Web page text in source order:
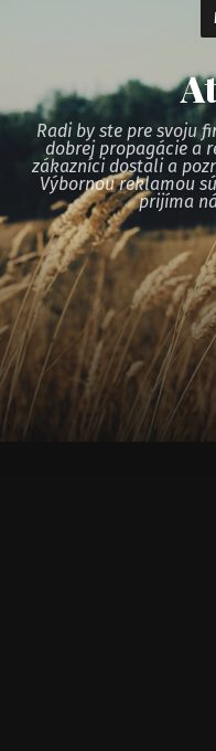
Radi by ste pre svoju
dobrej propagácie a
zákazníci dostali a
Výbornou reklamou
prijíma